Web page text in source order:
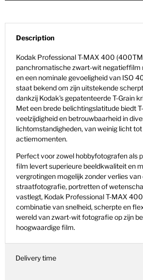
Description
Kodak Professional T-MAX 400
panchromatische zwart-wit negatieffilm
en een nominale gevoeligheid van ISO
staat bekend om zijn uitstekende
dankzij Kodak's gepatenteerde T-Grain
Met een brede belichtingslatitude biedt
veelzijdigheid en betrouwbaarheid in
lichtomstandigheden, van weinig licht tot
actiemomenten.
Perfect voor zowel hobbyfotografen als
film levert superieure beeldkwaliteit en
vergrotingen mogelijk zonder verlies van
straatfotografie, portretten of
vastlegt, Kodak Professional T-MAX
combinatie van snelheid, scherpte en
wereld van zwart-wit fotografie op zijn
hoogwaardige film.
Delivery time